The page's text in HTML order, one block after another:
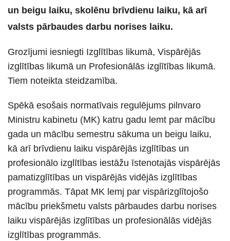
un beigu laiku, skolēnu brīvdienu laiku, kā arī
valsts pārbaudes darbu norises laiku.
Grozījumi iesniegti Izglītības likumā, Vispārējās
izglītības likumā un Profesionālās izglītības likumā.
Tiem noteikta steidzamība.
Spēkā esošais normatīvais regulējums pilnvaro
Ministru kabinetu (MK) katru gadu lemt par mācību
gada un mācību semestru sākuma un beigu laiku,
kā arī brīvdienu laiku vispārējās izglītības un
profesionālo izglītības iestāžu īstenotajās vispārējās
pamatizglītības un vispārējās vidējās izglītības
programmās. Tāpat MK lemj par vispārizglītojošo
mācību priekšmetu valsts pārbaudes darbu norises
laiku vispārējās izglītības un profesionālās vidējās
izglītības programmās.